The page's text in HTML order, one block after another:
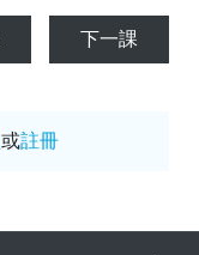
下一課
或註冊